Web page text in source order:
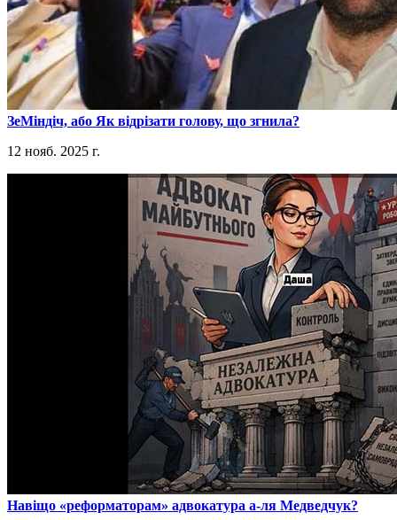
​ЗеМіндіч, або Як відрізати голову, що згнила?
12 нояб. 2025 г.
​Навіщо «реформаторам» адвокатура а-ля Медведчук?